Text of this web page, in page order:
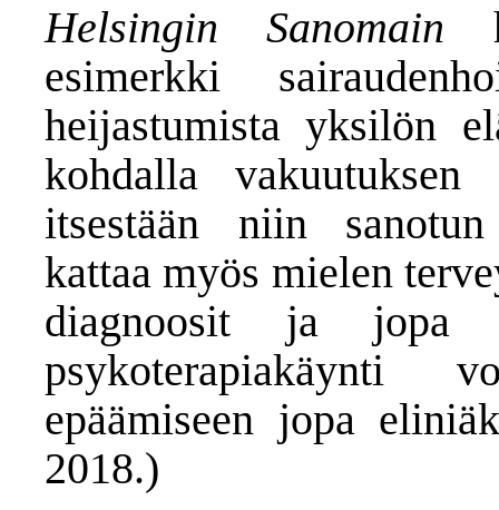
Helsingin Sanomain
esimerkki
heijastumista yksilön
kohdalla vakuutuksen
itsestään niin
kattaa myös mielen
diagnoosit ja jopa
psykoterapiakäynti
epäämiseen jopa
2018.)